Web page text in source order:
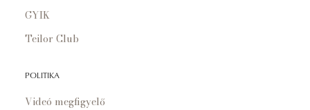
GYIK
Teilor Club
POLITIKA
Videó megfigyelő